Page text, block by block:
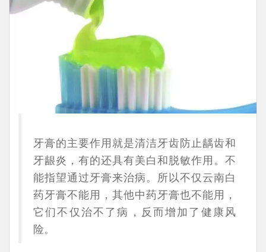
牙膏的主要作用就是清洁牙齿防止龋齿和
牙龈炎，有的还具有美白和脱敏作用。不
能指望通过牙膏来治病。所以不仅云南白
药牙膏不能用，其他中药牙膏也不能用，
它们不仅治不了病，反而增加了健康风
险。